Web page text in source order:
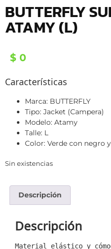
BUTTERFLY
ATAMY (L)
$ 0
Características
Marca: BUTTERFLY
Tipo: Jacket (Campera)
Modelo: Atamy
Talle: L
Color: Verde con negro
Sin existencias
Descripción
Descripción
Material elástico y